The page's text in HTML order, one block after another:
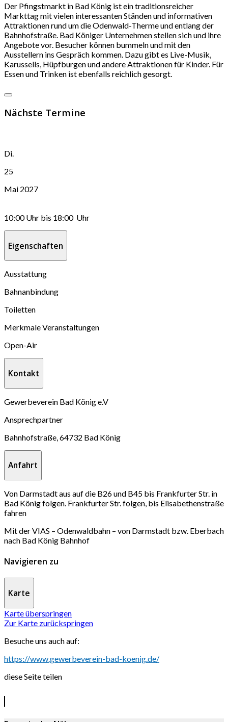
Der Pfingstmarkt in Bad König ist ein traditionsreicher
Markttag mit vielen interessanten Ständen und informativen
Attraktionen rund um die Odenwald-Therme und entlang der
Bahnhofstraße. Bad Königer Unternehmen stellen sich und ihre
Angebote vor. Besucher können bummeln und mit den
Ausstellern ins Gespräch kommen. Dazu gibt es Live-Musik,
Karussells, Hüpfburgen und andere Attraktionen für Kinder. Für
Essen und Trinken ist ebenfalls reichlich gesorgt.
Nächste Termine
Di.
25
Mai 2027
10:00 Uhr bis 18:00 Uhr
Eigenschaften
Ausstattung
Bahnanbindung
Toiletten
Merkmale Veranstaltungen
Open-Air
Kontakt
Gewerbeverein Bad König e.V
Ansprechpartner
Bahnhofstraße, 64732 Bad König
Anfahrt
Von Darmstadt aus auf die B26 und B45 bis Frankfurter Str. in
Bad König folgen. Frankfurter Str. folgen, bis Elisabethenstraße
fahren
Mit der VIAS – Odenwaldbahn – von Darmstadt bzw. Eberbach
nach Bad König Bahnhof
Navigieren zu
Karte
Karte überspringen
Zur Karte zurückspringen
Besuche uns auch auf:
https://www.gewerbeverein-bad-koenig.de/
diese Seite teilen